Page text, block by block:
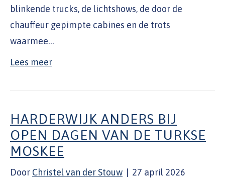
blinkende trucks, de lichtshows, de door de
chauffeur gepimpte cabines en de trots
waarmee…
Lees meer
HARDERWIJK ANDERS BIJ
OPEN DAGEN VAN DE TURKSE
MOSKEE
Door Christel van der Stouw 27 april 2026